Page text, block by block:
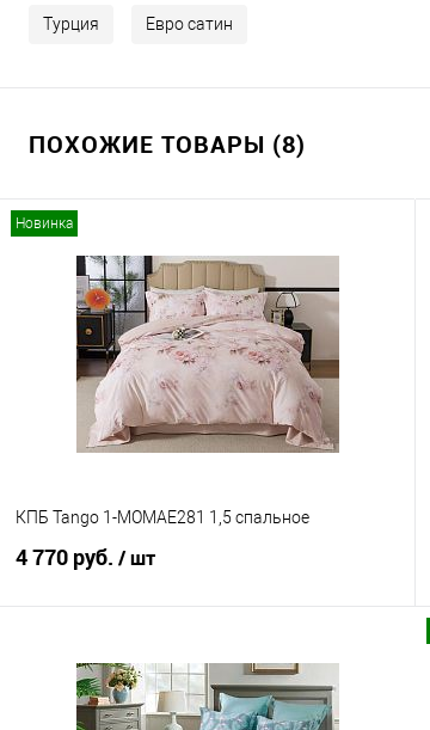
Турция Евро сатин
ПОХОЖИЕ ТОВАРЫ (8)
Новинка
КПБ Tango 1-MOMAE281 1,5 спальное
4 770 руб. / шт
Купить в 1 клик
Сравнение